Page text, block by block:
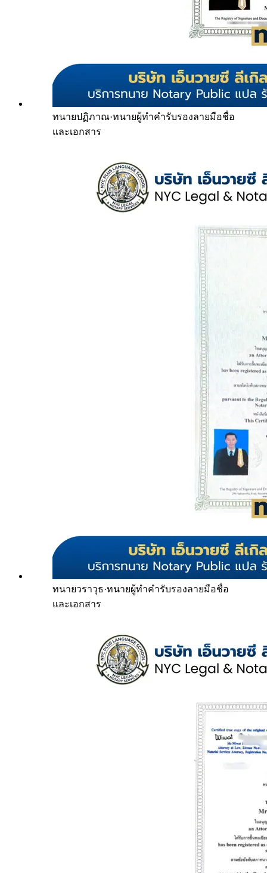
ทนายปฏิภาณ·ทนายผู้ทำคำรับรองลายมือชื่อ
และเอกสาร
ทนายวราวุธ·ทนายผู้ทำคำรับรองลายมือชื่อ
และเอกสาร